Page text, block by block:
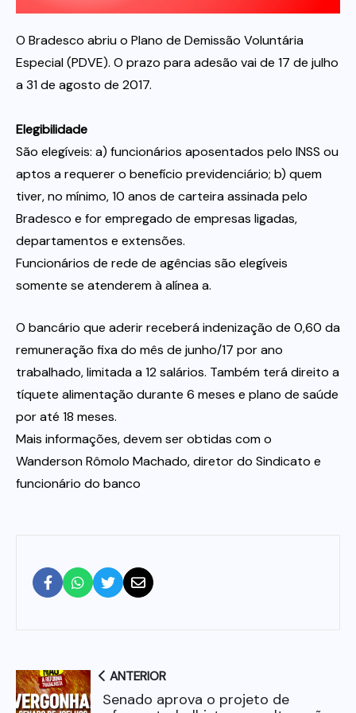
Itau
Financeiras e Cooperativas
O Bradesco abriu o Plano de Demissão Voluntária
Especial (PDVE). O prazo para adesão vai de 17 de julho
a 31 de agosto de 2017.
Elegibilidade
São elegíveis: a) funcionários aposentados pelo INSS ou
aptos a requerer o benefício previdenciário; b) quem
tiver, no mínimo, 10 anos de carteira assinada pelo
Bradesco e for empregado de empresas ligadas,
departamentos e extensões.
Funcionários de rede de agências são elegíveis
somente se atenderem à alínea a.
O bancário que aderir receberá indenização de 0,60 da
remuneração fixa do mês de junho/17 por ano
trabalhado, limitada a 12 salários. Também terá direito a
tíquete alimentação durante 6 meses e plano de saúde
por até 18 meses.
Mais informações, devem ser obtidas com o
Wanderson Rômolo Machado, diretor do Sindicato e
funcionário do banco
ANTERIOR
Senado aprova o projeto de